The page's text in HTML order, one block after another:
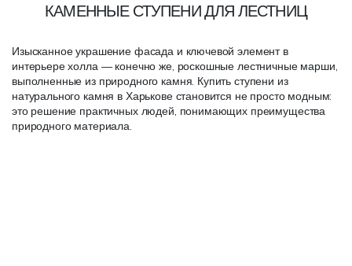
КАМЕННЫЕ СТУПЕНИ ДЛЯ ЛЕСТНИЦ
Изысканное украшение фасада и ключевой элемент в
интерьере холла — конечно же, роскошные лестничные марши,
выполненные из природного камня. Купить ступени из
натурального камня в Харькове становится не просто модным:
это решение практичных людей, понимающих преимущества
природного материала.